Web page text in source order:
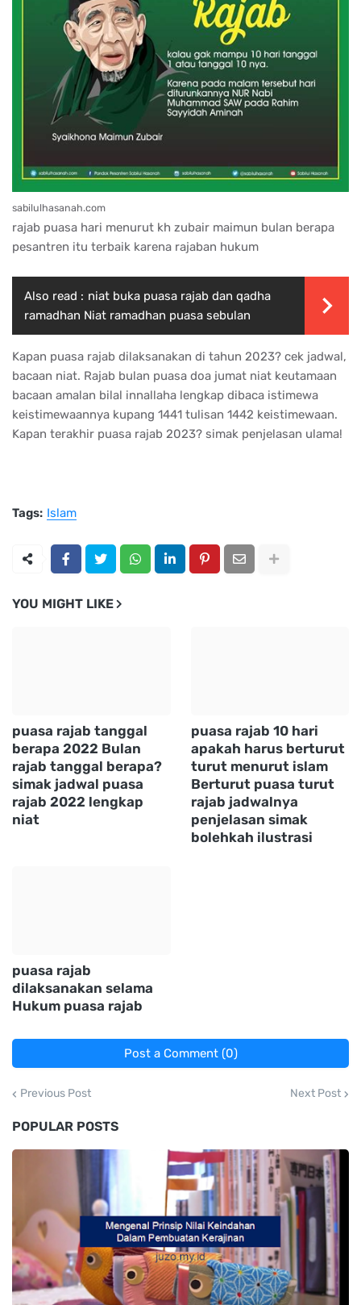
sabilulhasanah.com
rajab puasa hari menurut kh zubair maimun bulan berapa
pesantren itu terbaik karena rajaban hukum
Also read : niat buka puasa rajab dan qadha
ramadhan Niat ramadhan puasa sebulan
Kapan puasa rajab dilaksanakan di tahun 2023? cek jadwal,
bacaan niat. Rajab bulan puasa doa jumat niat keutamaan
bacaan amalan bilal innallaha lengkap dibaca istimewa
keistimewaannya kupang 1441 tulisan 1442 keistimewaan.
Kapan terakhir puasa rajab 2023? simak penjelasan ulama!
Tags: Islam
YOU MIGHT LIKE
puasa rajab tanggal
berapa 2022 Bulan
rajab tanggal berapa?
simak jadwal puasa
rajab 2022 lengkap
niat
puasa rajab 10 hari
apakah harus berturut
turut menurut islam
Berturut puasa turut
rajab jadwalnya
penjelasan simak
bolehkah ilustrasi
puasa rajab
dilaksanakan selama
Hukum puasa rajab
Post a Comment (0)
Previous Post Next Post
POPULAR POSTS